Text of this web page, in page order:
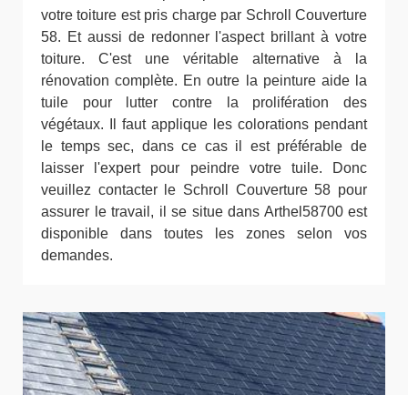
votre toiture est pris charge par Schroll Couverture
58. Et aussi de redonner l'aspect brillant à votre
toiture. C'est une véritable alternative à la
rénovation complète. En outre la peinture aide la
tuile pour lutter contre la prolifération des
végétaux. Il faut applique les colorations pendant
le temps sec, dans ce cas il est préférable de
laisser l'expert pour peindre votre tuile. Donc
veuillez contacter le Schroll Couverture 58 pour
assurer le travail, il se situe dans Arthel58700 est
disponible dans toutes les zones selon vos
demandes.